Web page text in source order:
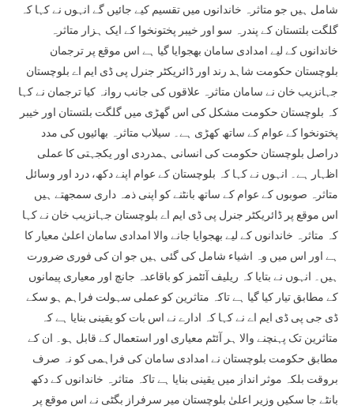
شامل ہیں جو متاثرہ خاندانوں میں تقسیم کیے جائیں گے انہوں نے کہا کہ
گلگت بلتستان کے پندرہ سو اور خیبر پختونخوا کے ایک ہزار متاثرہ
خاندانوں کے لیے امدادی سامان بھجوایا گیا ہے اس موقع پر ترجمان
بلوچستان حکومت شاہد رند اور ڈائریکٹر جنرل پی ڈی ایم اے بلوچستان
جہانزیب خان نے سامان متاثرہ علاقوں کی جانب روانہ کیا ترجمان نے کہا
کہ بلوچستان حکومت مشکل کی اس گھڑی میں گلگت بلتستان اور خیبر
پختونخوا کے عوام کے ساتھ کھڑی ہے۔ سیلاب متاثرہ بھائیوں کی مدد
دراصل بلوچستان حکومت کی انسانی ہمدردی اور یکجہتی کا عملی
اظہار ہے۔ انہوں نے کہا کہ بلوچستان کے عوام اپنے دکھ، درد اور وسائل
متاثرہ صوبوں کے عوام کے ساتھ بانٹنے کو اپنی ذمہ داری سمجھتے ہیں
اس موقع پر ڈائریکٹر جنرل پی ڈی ایم اے بلوچستان جہانزیب خان نے کہا
کہ متاثرہ خاندانوں کے لیے بھجوایا جانے والا امدادی سامان اعلیٰ معیار کا
ہے اور اس میں وہ اشیاء شامل کی گئی ہیں جو ان کی فوری ضرورت
ہیں۔ انہوں نے بتایا کہ ریلیف آئٹمز کو باقاعدہ جانچ اور معیاری پیمانوں
کے مطابق تیار کیا گیا ہے تاکہ متاثرین کو عملی سہولت فراہم ہو سکے
ڈی جی پی ڈی ایم اے نے کہا کہ ادارے نے اس بات کو یقینی بنایا ہے کہ
متاثرین تک پہنچنے والا ہر آئٹم معیاری اور استعمال کے قابل ہو۔ ان کے
مطابق حکومت بلوچستان نے امدادی سامان کی فراہمی کو نہ صرف
بروقت بلکہ موثر انداز میں یقینی بنایا ہے تاکہ متاثرہ خاندانوں کے دکھ
بانٹے جا سکیں وزیر اعلیٰ بلوچستان میر سرفراز بگٹی نے اس موقع پر